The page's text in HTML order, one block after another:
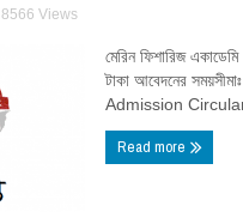
8566 Views
মেরিন ফিশারিজ
টাকা আবেদনের
Admission
Read more